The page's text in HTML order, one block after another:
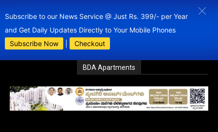
Subscribe to our News Service @ Just Rs. 399/- per Year
and Get Daily Updates Directly to Your Mobile Phones
Subscribe Now
Checkout
BDA Apartments